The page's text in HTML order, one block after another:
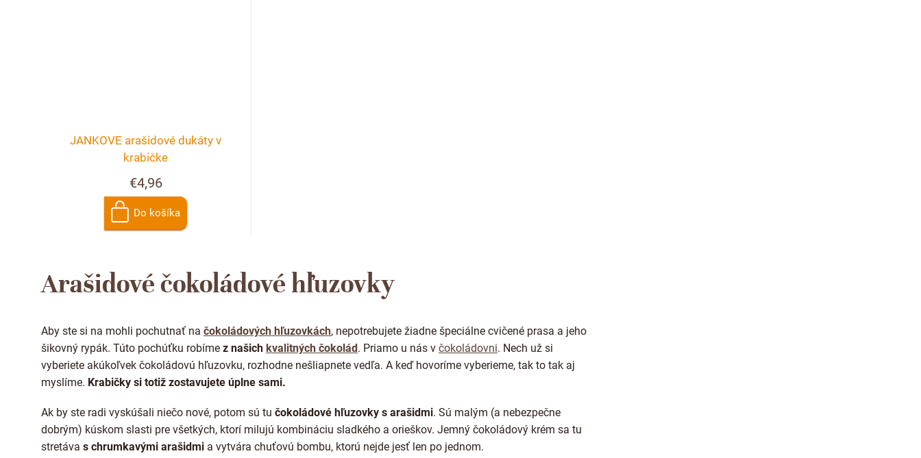
JANKOVE arašidové dukáty v
krabičke
€4,96
Do košíka
c
i
p
k
y
v
ý
Arašidové čokoládové hľuzovky
Aby ste si na mohli pochutnať na čokoládových hľuzovkách, nepotrebujete žiadne špeciálne cvičené prasa a jeho
šikovný rypák. Túto pochúťku robíme z našich kvalitných čokolád. Priamo u nás v čokoládovni. Nech už si
vyberiete akúkoľvek čokoládovú hľuzovku, rozhodne nešliapnete vedľa. A keď hovoríme vyberieme, tak to tak aj
myslíme. Krabičky si totiž zostavujete úplne sami.
Ak by ste radi vyskúšali niečo nové, potom sú tu čokoládové hľuzovky s arašidmi. Sú malým (a nebezpečne
dobrým) kúskom slasti pre všetkých, ktorí milujú kombináciu sladkého a orieškov. Jemný čokoládový krém sa tu
stretáva s chrumkavými arašidmi a vytvára chuťovú bombu, ktorú nejde jesť len po jednom.